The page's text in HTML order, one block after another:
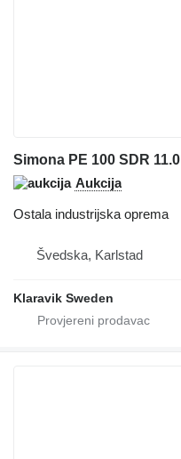
Simona PE 100 SDR 11.0
Aukcija
Ostala industrijska oprema
Švedska, Karlstad
Klaravik Sweden